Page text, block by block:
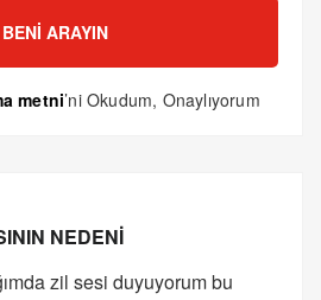
BENI ARAYIN
metni’ni Okudum, Onaylıyorum
NEDENİ
zil sesi duyuyorum bu